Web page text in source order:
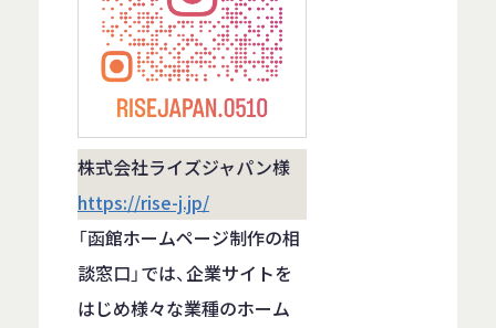
株式会社ライズジャパン様
https://rise-j.jp/
「函館ホームページ制作の相
談窓口」では、企業サイトを
はじめ様々な業種のホーム